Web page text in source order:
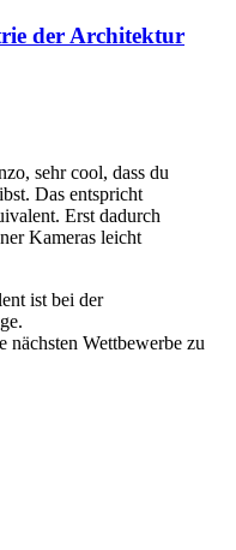
der Architektur
sehr cool, dass du
Das entspricht
Erst dadurch
Kameras leicht
ist bei der
nächsten Wettbewerbe zu